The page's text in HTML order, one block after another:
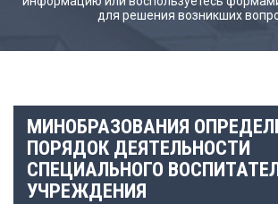
для решения возникших
МИНОБРАЗОВАНИЯ
ПОРЯДОК ДЕЯТЕЛЬНОСТИ
СПЕЦИАЛЬНОГО
УЧРЕЖДЕНИЯ